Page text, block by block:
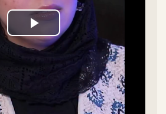
Play